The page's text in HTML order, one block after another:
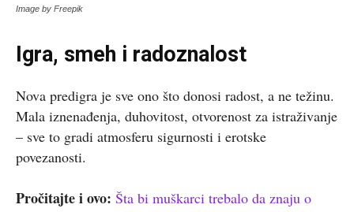
Image by Freepik
Igra, smeh i radoznalost
Nova predigra je sve ono što donosi radost, a ne težinu.
Mala iznenađenja, duhovitost, otvorenost za istraživanje
– sve to gradi atmosferu sigurnosti i erotske
povezanosti.
Pročitajte i ovo: Šta bi muškarci trebalo da znaju o